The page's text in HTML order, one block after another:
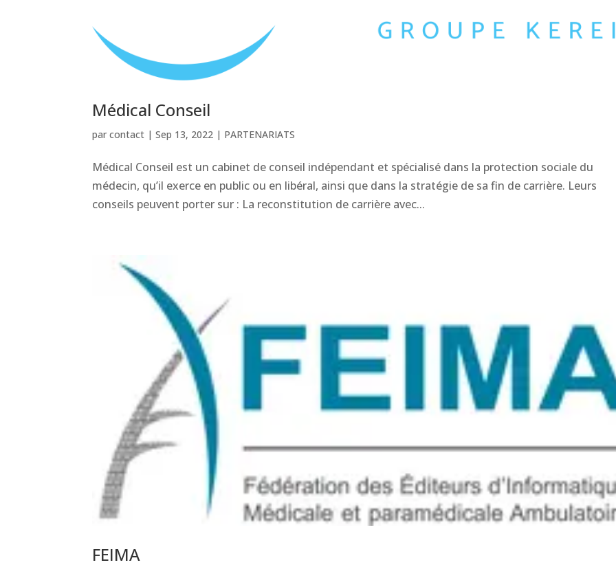
Médical Conseil
parcontact |Sep 13, 2022 | PARTENARIATS
Médical Conseil est un cabinet de conseil indépendant et spécialisé dans la protection sociale du
médecin, qu’il exerce en public ou en libéral, ainsi que dans la stratégie de sa fin de carrière. Leurs
conseils peuvent porter sur : La reconstitution de carrière avec...
FEIMA